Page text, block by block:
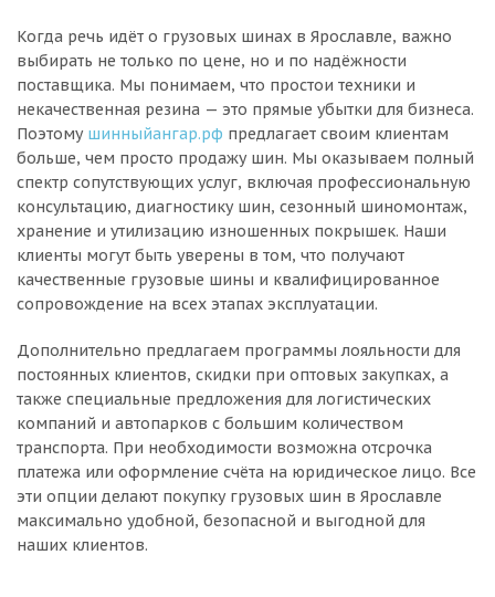
Когда речь идёт о грузовых шинах в Ярославле, важно
выбирать не только по цене, но и по надёжности
поставщика. Мы понимаем, что простои техники и
некачественная резина — это прямые убытки для бизнеса.
Поэтому шинныйангар.рф предлагает своим клиентам
больше, чем просто продажу шин. Мы оказываем полный
спектр сопутствующих услуг, включая профессиональную
консультацию, диагностику шин, сезонный шиномонтаж,
хранение и утилизацию изношенных покрышек. Наши
клиенты могут быть уверены в том, что получают
качественные грузовые шины и квалифицированное
сопровождение на всех этапах эксплуатации.
Дополнительно предлагаем программы лояльности для
постоянных клиентов, скидки при оптовых закупках, а
также специальные предложения для логистических
компаний и автопарков с большим количеством
транспорта. При необходимости возможна отсрочка
платежа или оформление счёта на юридическое лицо. Все
эти опции делают покупку грузовых шин в Ярославле
максимально удобной, безопасной и выгодной для
наших клиентов.